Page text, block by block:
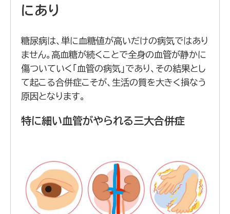
にあり
糖尿病は、単に血糖値が高いだけの病気ではあり
ません。高血糖が続くことで全身の血管が静かに
傷ついていく「血管の病気」であり、その結果とし
て起こる合併症こそが、生活の質を大きく損なう
原因となります。
特に細い血管がやられる三大合併症